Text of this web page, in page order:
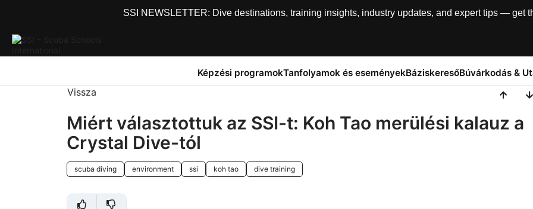
SSI NEWSLETTER: Dive destinations, training insights, industry updates, and expert tips — get
Képzési programokTanfolyamok és eseményekBáziskeresőBúvárkodás &
Vissza
Miért választottuk az SSI-t: Koh Tao merülési kalauz a
Crystal Dive-tól
scuba diving environment ssi koh tao dive training